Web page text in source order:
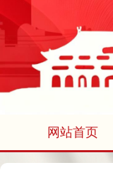
网站首页